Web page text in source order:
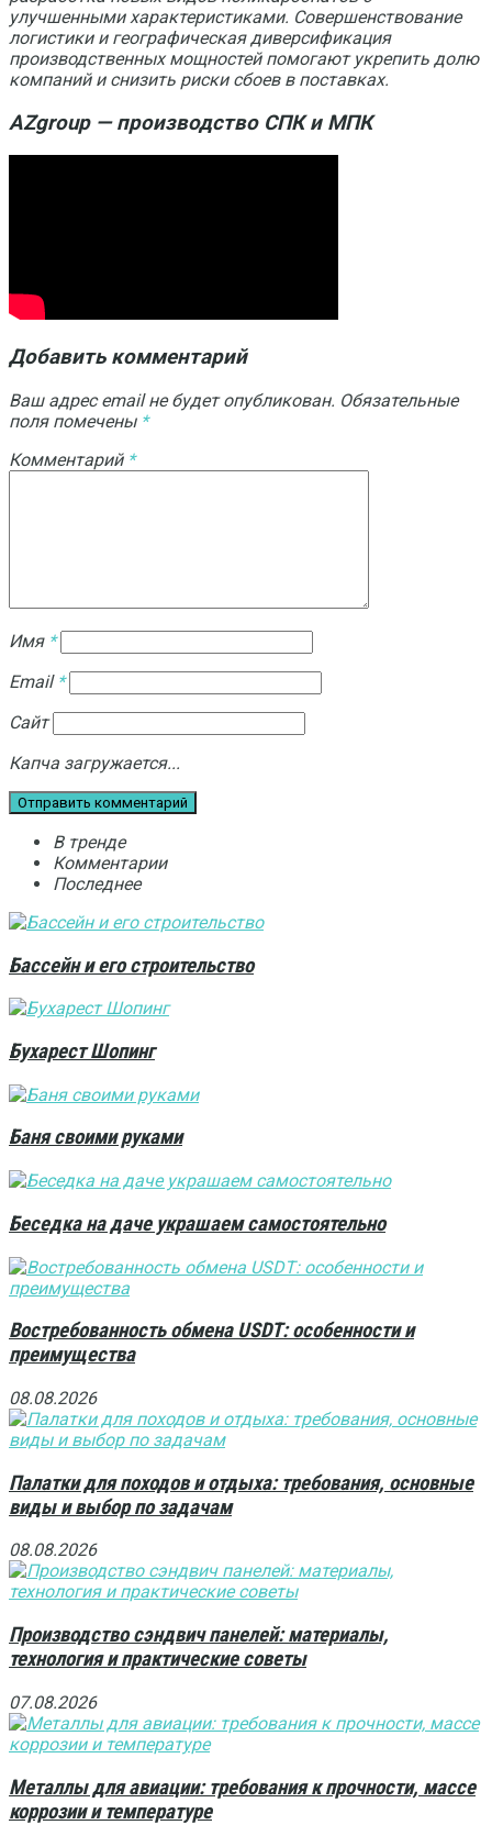
улучшенными характеристиками. Совершенствование
логистики и географическая диверсификация
производственных мощностей помогают укрепить долю
компаний и снизить риски сбоев в поставках.
AZgroup — производство СПК и МПК
Добавить комментарий
Ваш адрес email не будет опубликован. Обязательные
поля помечены *
Комментарий *
Имя *
Email *
Сайт
Капча загружается...
В тренде
Комментарии
Последнее
Бассейн и его строительство
Бухарест Шопинг
Баня своими руками
Беседка на даче украшаем самостоятельно
Востребованность обмена USDT: особенности и
преимущества
08.08.2026
Палатки для походов и отдыха: требования, основные
виды и выбор по задачам
08.08.2026
Производство сэндвич панелей: материалы,
технология и практические советы
07.08.2026
Металлы для авиации: требования к прочности, массе
коррозии и температуре